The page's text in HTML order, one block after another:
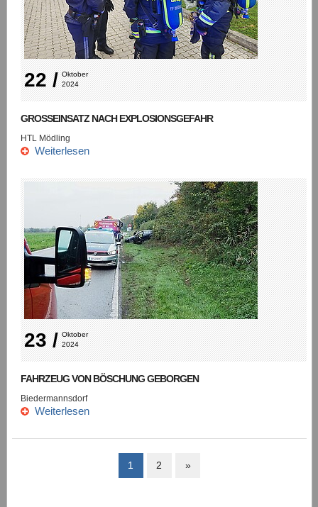
22 / Oktober
2024
GROSSEINSATZ NACH EXPLOSIONSGEFAHR
HTL Mödling
Weiterlesen
23 / Oktober
2024
FAHRZEUG VON BÖSCHUNG GEBORGEN
Biedermannsdorf
Weiterlesen
1 2 »